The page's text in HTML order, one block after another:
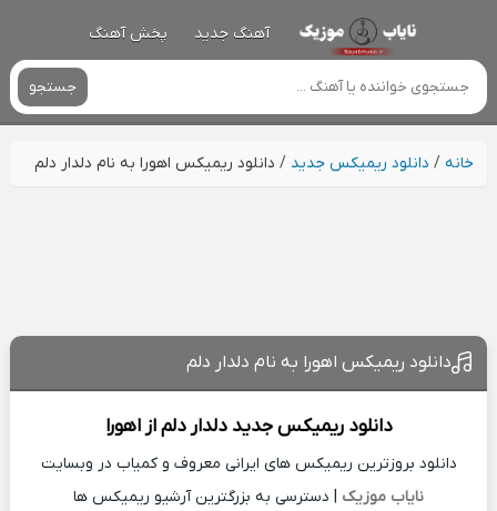
آهنگ جدید پخش آهنگ
جستجو
خانه/ دانلود ریمیکس جدید / دانلود ریمیکس اهورا به نام دلدار دلم
دانلود ریمیکس اهورا به نام دلدار دلم
دانلود ریمیکس جدید دلدار دلم ازاهورا
دانلود بروزترین ریمیکس های ایرانی معروف و کمیاب در وبسایت
نایاب موزیک | دسترسی به بزرگترین آرشیو ریمیکس ها